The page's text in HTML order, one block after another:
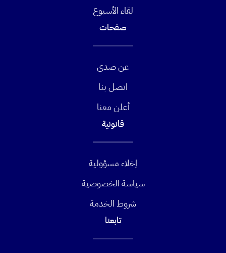
لقاء الأسبوع
صفحات
عن صدى
اتصل بنا
أعلن معنا
قانونية
إخلاء مسؤولية
سياسة الخصوصية
شروط الخدمة
تابعنا